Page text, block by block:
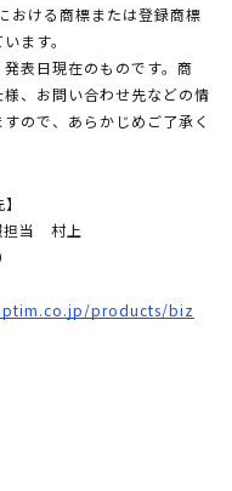
おける商標または登録商標
ます。
表日現在のものです。商
、お問い合わせ先などの情
ので、あらかじめご了承く
担当 村上
products/biz